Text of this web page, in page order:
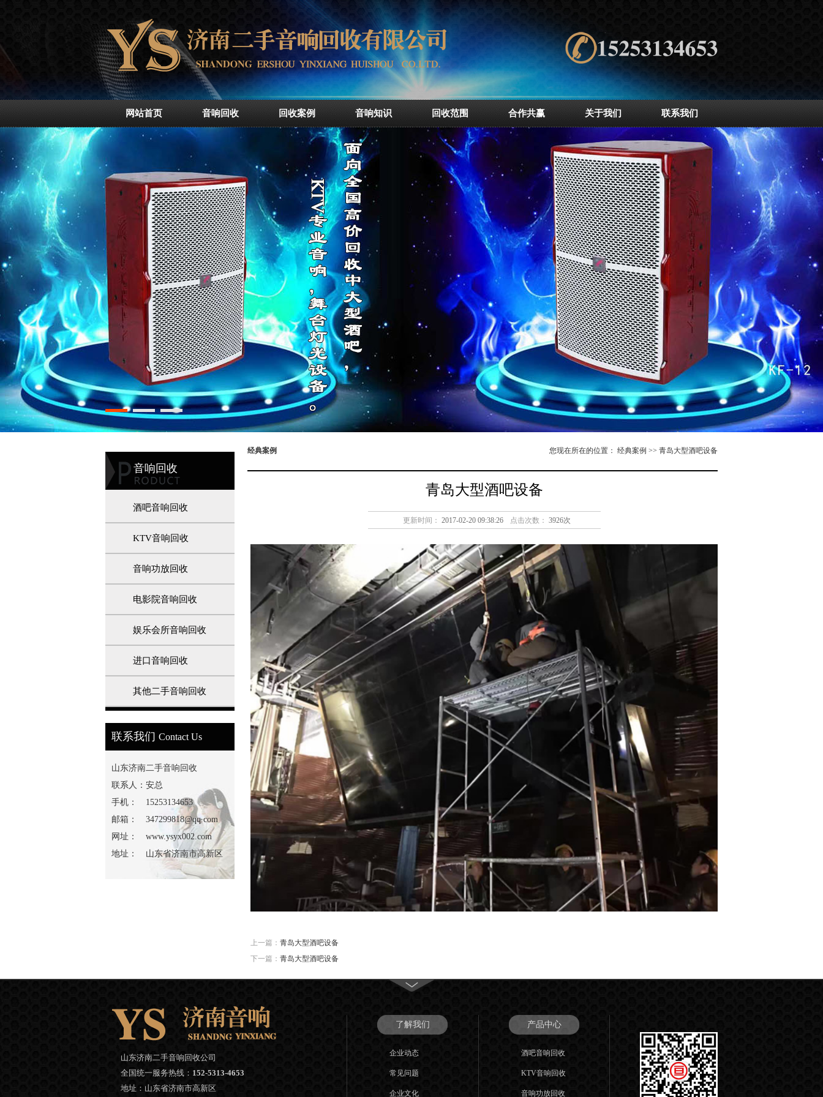
网站首页 音响回收 回收案例 音响知识 回收范围 合作共赢 关于我们 联系我们
音响回收
酒吧音响回收
KTV音响回收
音响功放回收
电影院音响回收
娱乐会所音响回收
进口音响回收
其他二手音响回收
联系我们 Contact Us
山东济南二手音响回收
联系人：
手机：
邮箱：
网址：
地址：
安总
15253134653
347299818@qq.com
www.ysyx002.com
山东省济南市高新区
经典案例 您现在所在的位置： 经典案例 >> 青岛大型酒吧设备
青岛大型酒吧设备
更新时间： 2017-02-20 09:38:26 点击次数： 3926次
上一篇： 青岛大型酒吧设备
下一篇： 青岛大型酒吧设备
山东济南二手音响回收公司
全国统一服务热线： 152-5313-4653
地址：山东省济南市高新区
了解我们
企业动态
常见问题
企业文化
产品中心
酒吧音响回收
KTV音响回收
音响功放回收